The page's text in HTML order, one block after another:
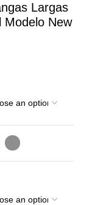
Largas
Modelo New